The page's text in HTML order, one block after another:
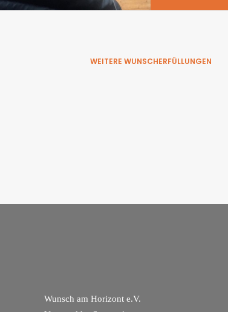
WEITERE WUNSCHERFÜLLUNGEN
Wunsch am Horizont e.V.